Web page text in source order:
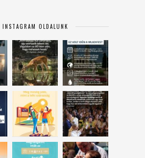
INSTAGRAM OLDALUNK